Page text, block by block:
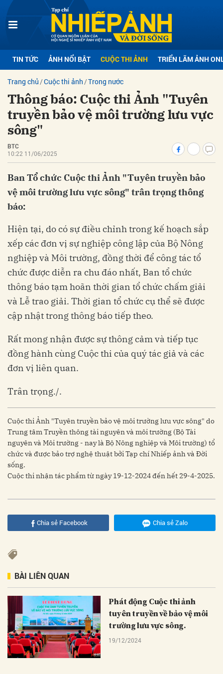
TIN TỨC ẢNH NỔI BẬT CUỘC THI ẢNH TRIỂN LÃM ẢNH
Trang chủ Cuộc thi ảnh Trong nước
Thông báo: Cuộc thi Ảnh "Tuyên
truyền bảo vệ môi trường lưu vực
sông"
BTC
10:22 11/06/2025
Ban Tổ chức Cuộc thi Ảnh "Tuyên truyền bảo
vệ môi trường lưu vực sông" trân trọng thông
báo:
Hiện tại, do có sự điều chỉnh trong kế hoạch sắp
xếp các đơn vị sự nghiệp công lập của Bộ Nông
nghiệp và Môi trường, đồng thời để công tác tổ
chức được diễn ra chu đáo nhất, Ban tổ chức
thông báo tạm hoãn thời gian tổ chức chấm giải
và Lễ trao giải. Thời gian tổ chức cụ thể sẽ được
cập nhật trong thông báo tiếp theo.
Rất mong nhận được sự thông cảm và tiếp tục
đồng hành cùng Cuộc thi của quý tác giả và các
đơn vị liên quan.
Trân trọng./.
Cuộc thi Ảnh "Tuyên truyền bảo vệ môi trường lưu vực sông" do
Trung tâm Truyền thông tài nguyên và môi trường (Bộ Tài
nguyên và Môi trường - nay là Bộ Nông nghiệp và Môi trường) tổ
chức và được bảo trợ nghệ thuật bởi Tạp chí Nhiếp ảnh và Đời
sống.
Cuộc thi nhận tác phẩm từ ngày 19-12-2024 đến hết 29-4-2025.
Chia sẻ Facebook Chia sẻ Zalo
BÀI LIÊN QUAN
Phát động Cuộc thi ảnh
tuyên truyền về bảo vệ môi
trường lưu vực sông.
19/12/2024
luận
Hủy